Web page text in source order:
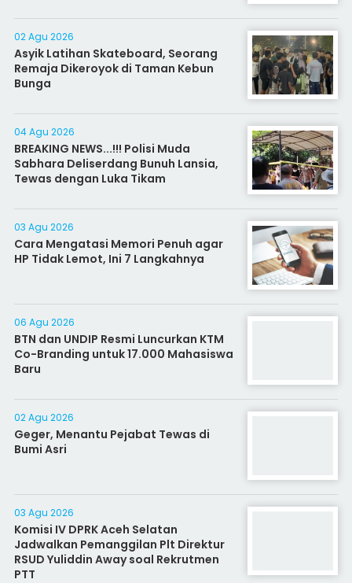
02 Agu 2026
Asyik Latihan Skateboard, Seorang
Remaja Dikeroyok di Taman Kebun
Bunga
04 Agu 2026
BREAKING NEWS...!!! Polisi Muda
Sabhara Deliserdang Bunuh Lansia,
Tewas dengan Luka Tikam
03 Agu 2026
Cara Mengatasi Memori Penuh agar
HP Tidak Lemot, Ini 7 Langkahnya
06 Agu 2026
BTN dan UNDIP Resmi Luncurkan KTM
Co-Branding untuk 17.000 Mahasiswa
Baru
02 Agu 2026
Geger, Menantu Pejabat Tewas di
Bumi Asri
03 Agu 2026
Komisi IV DPRK Aceh Selatan
Jadwalkan Pemanggilan Plt Direktur
RSUD Yuliddin Away soal Rekrutmen
PTT